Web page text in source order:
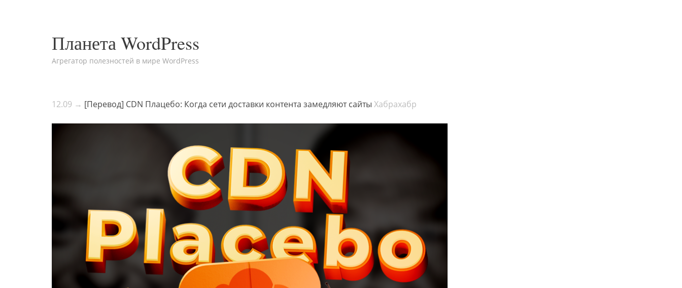
Планета WordPress
Агрегатор полезностей в мире WordPress
12.09 → [Перевод] CDN Плацебо: Когда сети доставки контента замедляют сайты Хабрахабр